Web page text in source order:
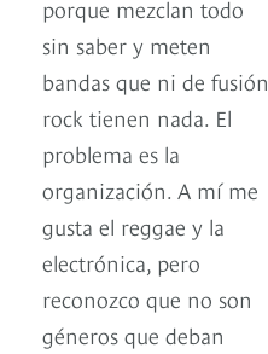
porque mezclan todo
sin saber y meten
bandas que ni de fusión
rock tienen nada. El
problema es la
organización. A mí me
gusta el reggae y la
electrónica, pero
reconozco que no son
géneros que deban